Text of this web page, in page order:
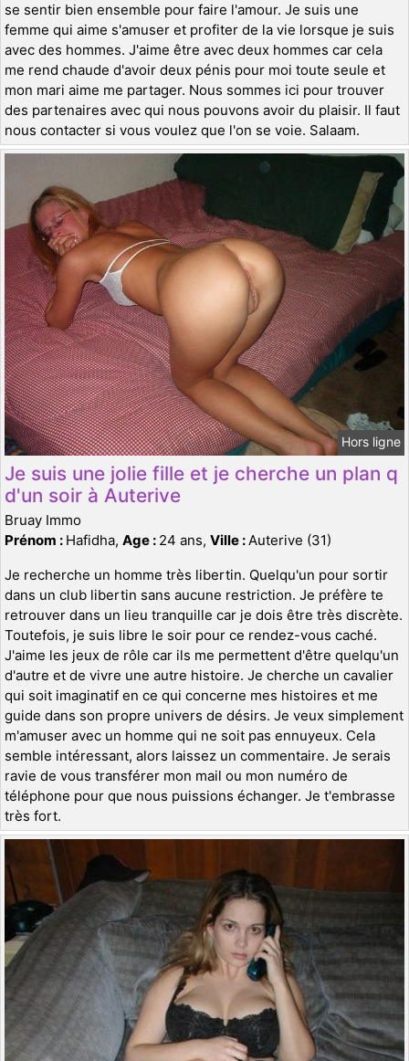
se sentir bien ensemble pour faire l'amour. Je suis une
femme qui aime s'amuser et profiter de la vie lorsque je suis
avec des hommes. J'aime être avec deux hommes car cela
me rend chaude d'avoir deux pénis pour moi toute seule et
mon mari aime me partager. Nous sommes ici pour trouver
des partenaires avec qui nous pouvons avoir du plaisir. Il faut
nous contacter si vous voulez que l'on se voie. Salaam.
Hors ligne
Je suis une jolie fille et je cherche un plan q
d'un soir à Auterive
Bruay Immo
Prénom : Hafidha, Age : 24 ans, Ville : Auterive (31)
Je recherche un homme très libertin. Quelqu'un pour sortir
dans un club libertin sans aucune restriction. Je préfère te
retrouver dans un lieu tranquille car je dois être très discrète.
Toutefois, je suis libre le soir pour ce rendez-vous caché.
J'aime les jeux de rôle car ils me permettent d'être quelqu'un
d'autre et de vivre une autre histoire. Je cherche un cavalier
qui soit imaginatif en ce qui concerne mes histoires et me
guide dans son propre univers de désirs. Je veux simplement
m'amuser avec un homme qui ne soit pas ennuyeux. Cela
semble intéressant, alors laissez un commentaire. Je serais
ravie de vous transférer mon mail ou mon numéro de
téléphone pour que nous puissions échanger. Je t'embrasse
très fort.